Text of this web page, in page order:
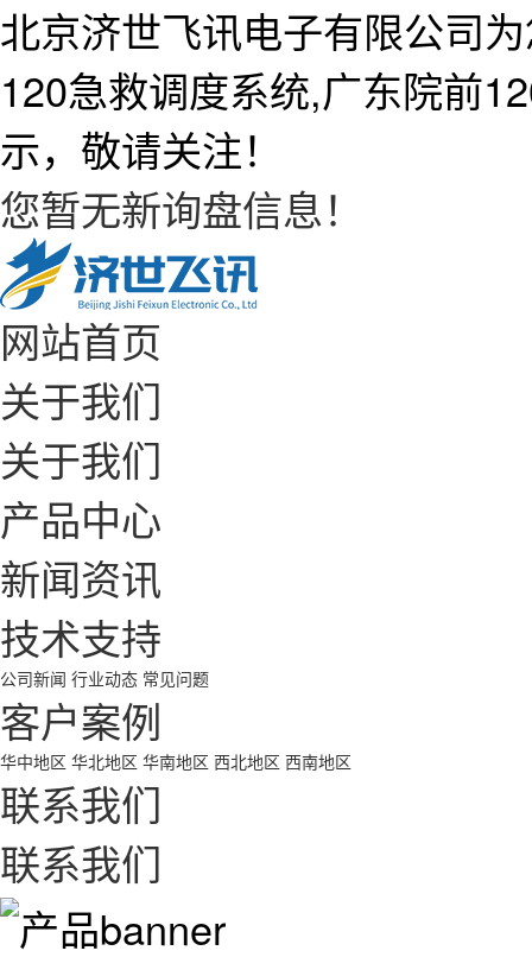
北京济世飞讯电子有限公司
120急救调度系统,广东院前
示，敬请关注！
您暂无新询盘信息！
网站首页
关于我们
关于我们
产品中心
新闻资讯
技术支持
公司新闻 行业动态 常见问题
客户案例
华中地区 华北地区 华南地区 西北地区 西南地区
联系我们
联系我们